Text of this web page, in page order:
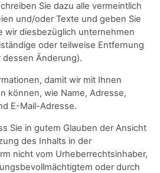
Sie dazu alle vermeintlich
und/oder Texte und geben Sie
wir diesbezüglich unternehmen
oder teilweise Entfernung
dessen Änderung).
damit wir mit Ihnen
können, wie Name, Adresse,
E-Mail-Adresse.
Sie in gutem Glauben der Ansicht
des Inhalts in der
nicht vom Urheberrechtsinhaber,
oder durch